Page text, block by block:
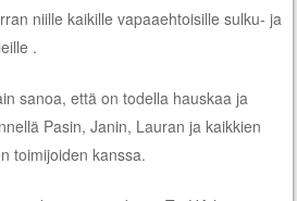
niille kaikille vapaaehtoisille sulku- ja
.
sanoa, että on todella hauskaa ja
Pasin, Janin, Lauran ja kaikkien
toimijoiden kanssa.